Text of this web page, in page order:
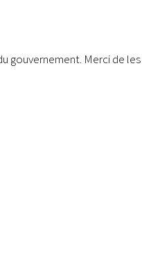
gouvernement. Merci de